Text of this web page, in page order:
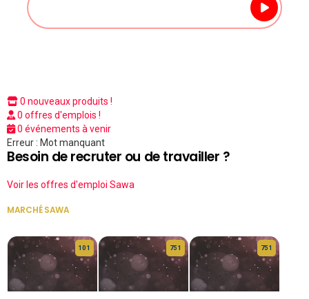
0 nouveaux produits !
0 offres d'emplois !
0 événements à venir
Erreur : Mot manquant
Besoin de recruter ou de travailler ?
Voir les offres d'emploi Sawa
MARCHÉ SAWA
10 1 75 1 75 1